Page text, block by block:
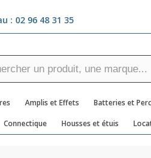
: 02 96 48 31 35
Amplis et Effets Batteries et
Connectique Housses et étuis